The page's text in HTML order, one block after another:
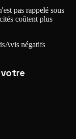
pas rappelé sous
coûtent plus
Avis négatifs